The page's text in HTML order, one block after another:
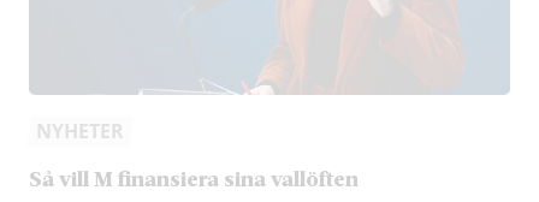
NYHETER
Så vill M finansiera sina vallöften